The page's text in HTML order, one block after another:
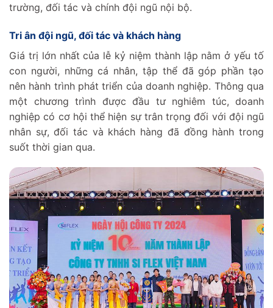
trường, đối tác và chính đội ngũ nội bộ.
Tri ân đội ngũ, đối tác và khách hàng‌
Giá trị lớn nhất của lễ kỷ niệm thành lập nằm ở yếu tố
con người, những cá nhân, tập thể đã góp phần tạo
nên hành trình phát triển của doanh nghiệp. Thông qua
một chương trình được đầu tư nghiêm túc, doanh
nghiệp có cơ hội thể hiện sự trân trọng đối với đội ngũ
nhân sự, đối tác và khách hàng đã đồng hành trong
suốt thời gian qua.